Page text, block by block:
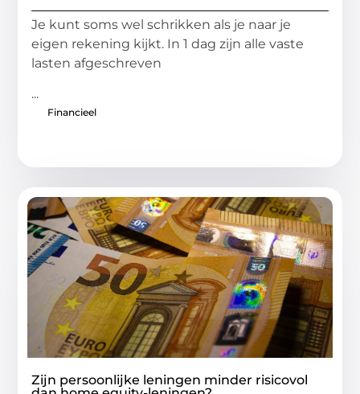
Je kunt soms wel schrikken als je naar je
eigen rekening kijkt. In 1 dag zijn alle vaste
lasten afgeschreven
...
Financieel
Zijn persoonlijke leningen minder risicovol